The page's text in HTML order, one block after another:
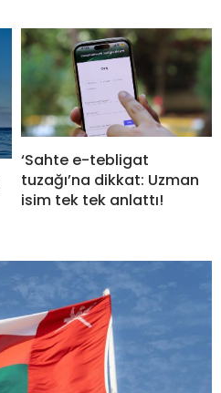
‘Sahte e-tebligat
tuzağı’na dikkat: Uzman
isim tek tek anlattı!